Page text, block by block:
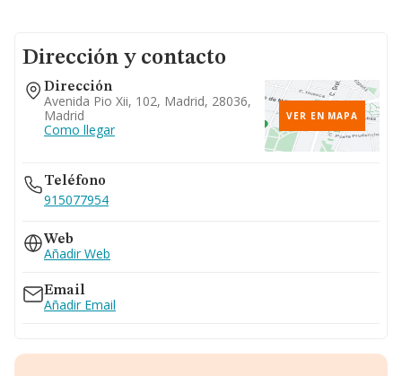
Dirección y contacto
Dirección
Avenida Pio Xii, 102, Madrid, 28036,
Madrid
Como llegar
VER EN MAPA
Teléfono
915077954
Web
Añadir Web
Email
Añadir Email